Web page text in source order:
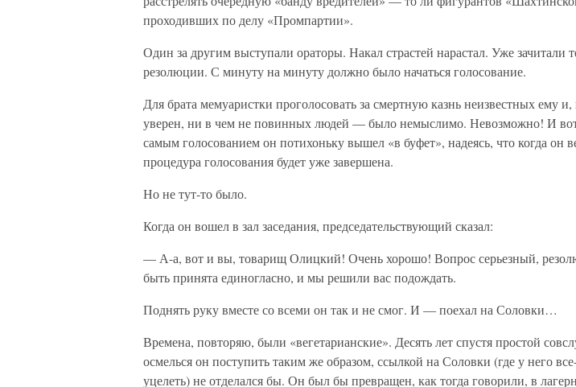
проходивших по делу «Промпартии».
Один за другим выступали ораторы. Накал страстей нарастал. Уже зачитали
резолюции. С минуту на минуту должно было начаться голосование.
Для брата мемуаристки проголосовать за смертную казнь неизвестных ему
уверен, ни в чем не повинных людей — было немыслимо. Невозможно! И
самым голосованием он потихоньку вышел «в буфет», надеясь, что когда он
процедура голосования будет уже завершена.
Но не тут-то было.
Когда он вошел в зал заседания, председательствующий сказал:
— А-а, вот и вы, товарищ Олицкий! Очень хорошо! Вопрос серьезный,
быть принята единогласно, и мы решили вас подождать.
Поднять руку вместе со всеми он так и не смог. И — поехал на Соловки…
Времена, повторяю, были «вегетарианские». Десять лет спустя простой
осмелься он поступить таким же образом, ссылкой на Соловки (где у него
уцелеть) не отделался бы. Он был бы превращен, как тогда говорили, в